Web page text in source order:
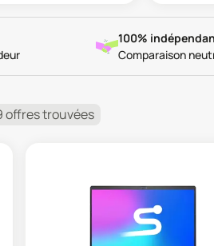
100%
Comparaison
offrestrouvées